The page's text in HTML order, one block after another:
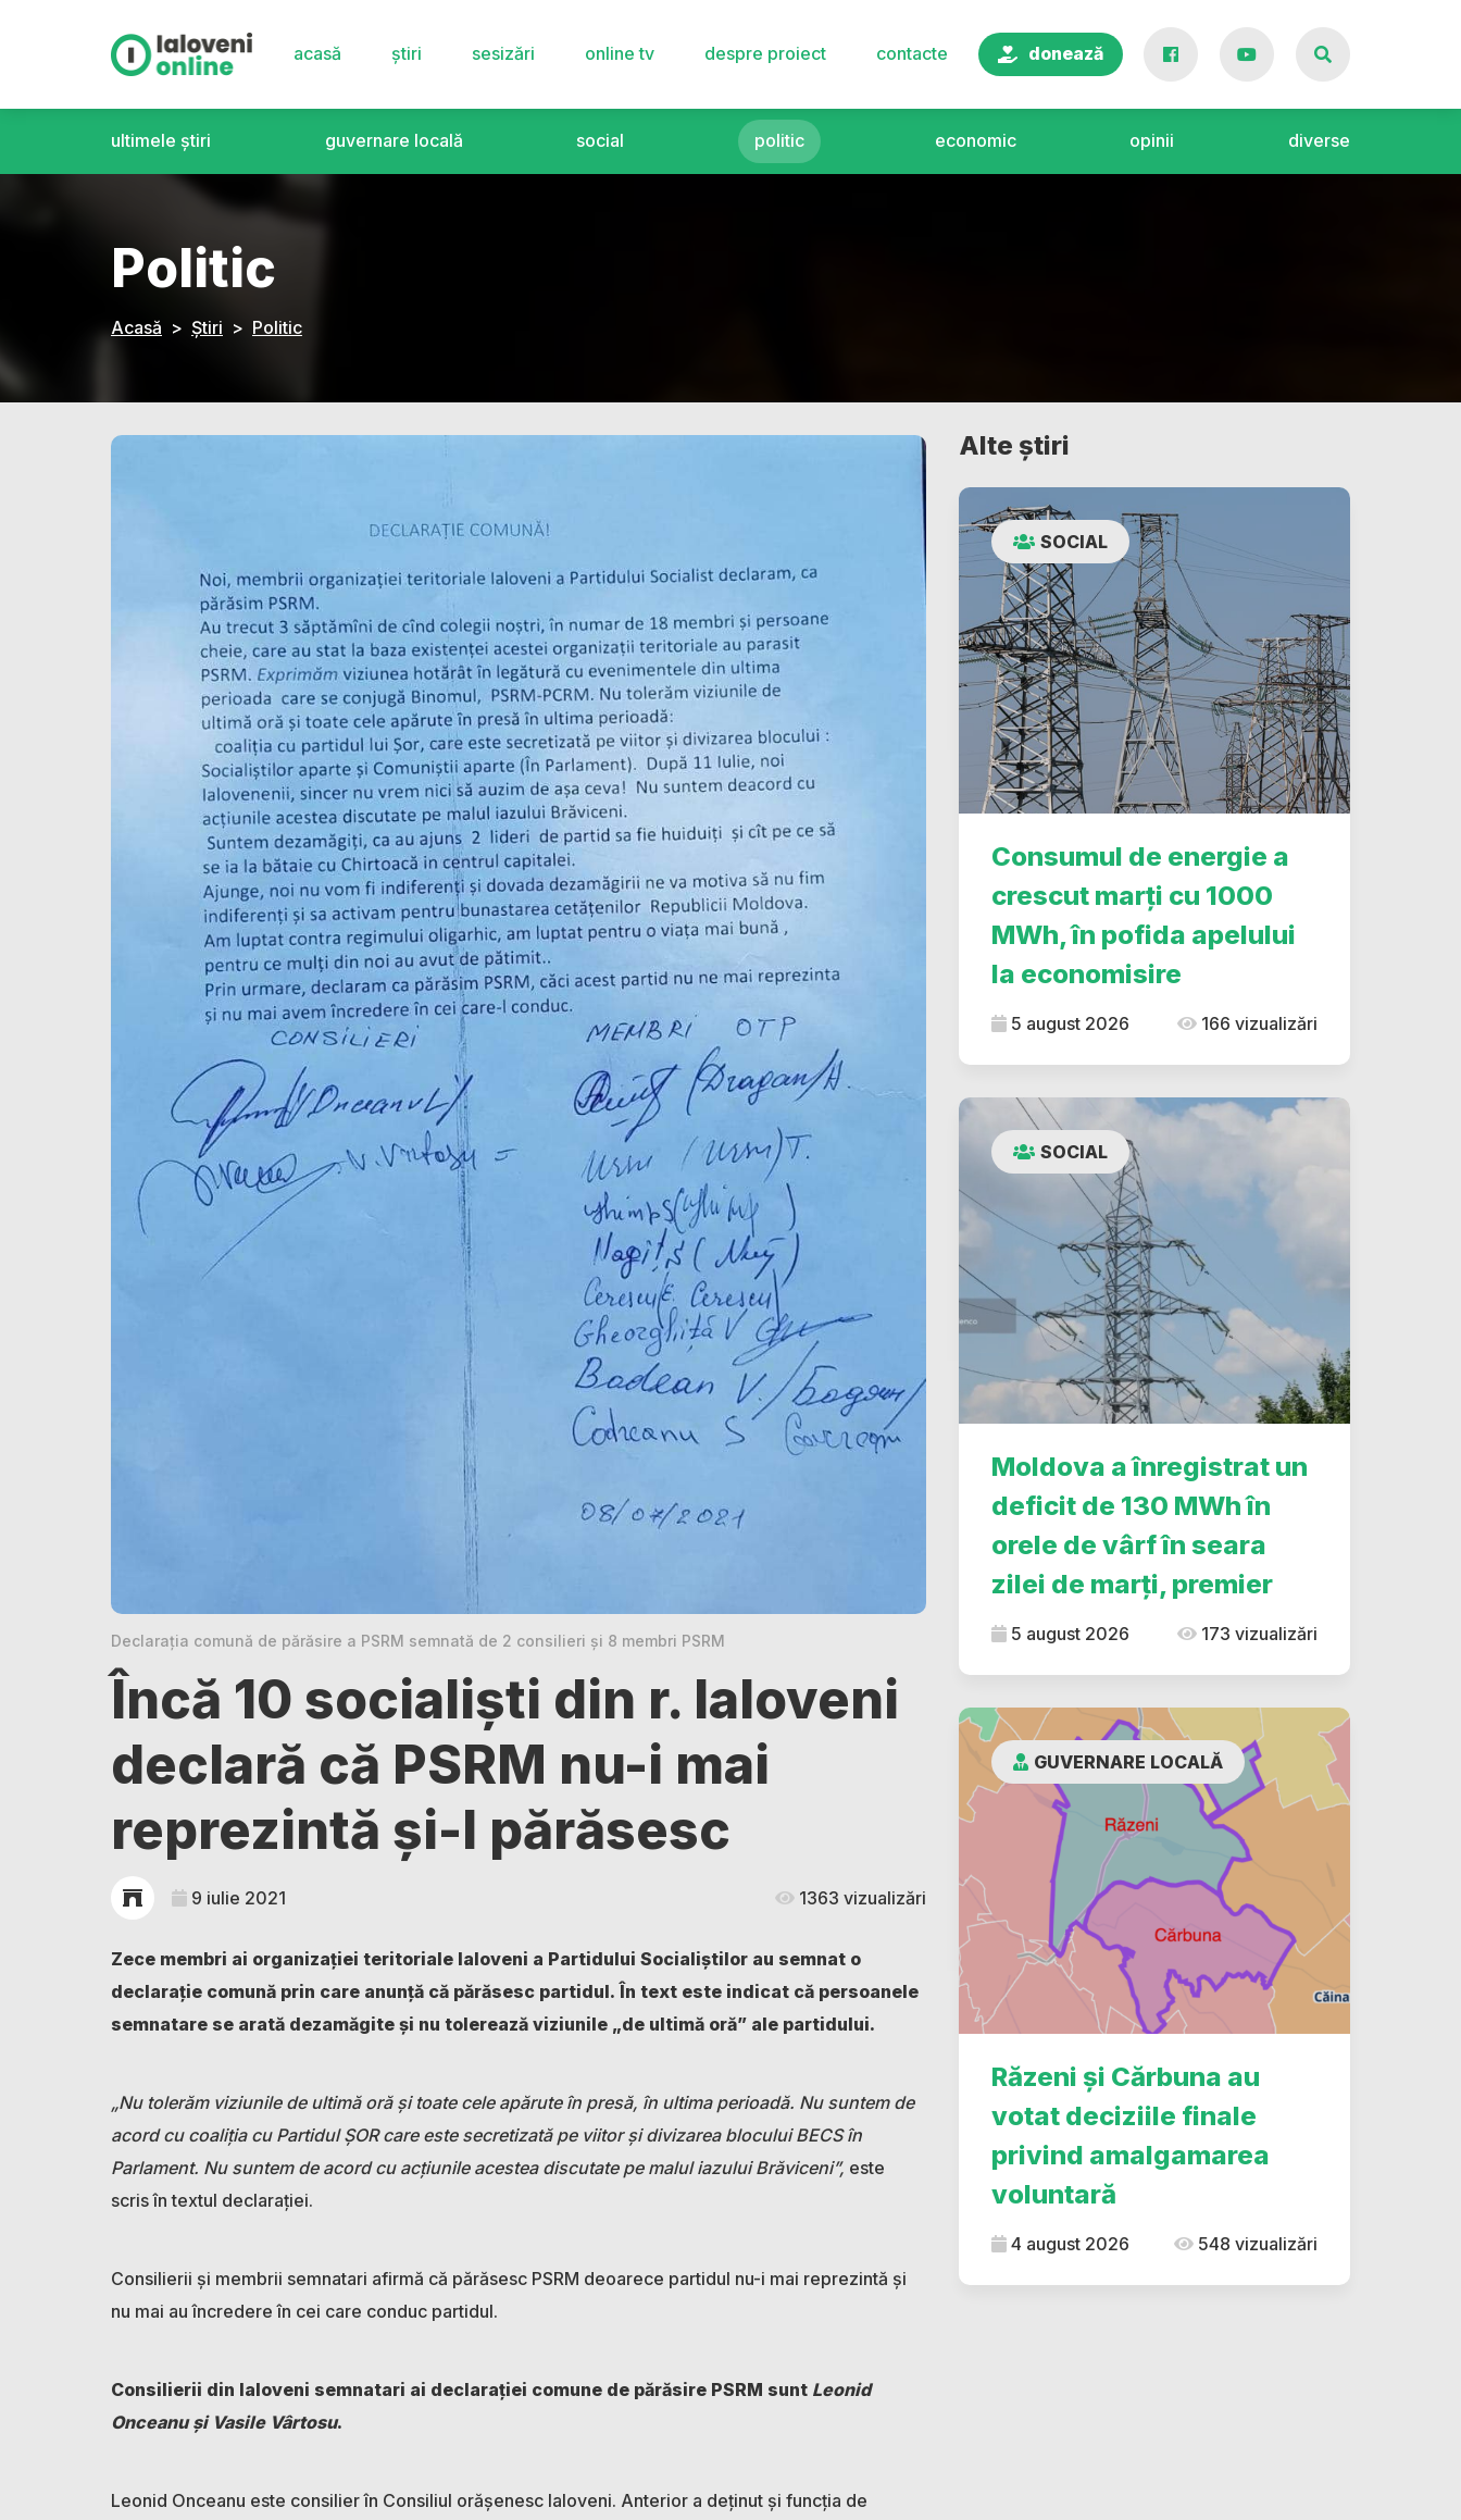
acasă știri sesizări online tv despre proiect contacte donează
ultimele știri guvernare locală social politic economic opinii diverse
Politic
Acasă Știri Politic
Declarația comună de părăsire a PSRM semnată de 2 consilieri și 8 membri PSRM
Încă 10 socialiști din r. Ialoveni
declară că PSRM nu-i mai
reprezintă și-l părăsesc
9 iulie 2021 1363 vizualizări
Zece membri ai organizației teritoriale Ialoveni a Partidului Socialiștilor au semnat o
declarație comună prin care anunță că părăsesc partidul. În text este indicat că persoanele
semnatare se arată dezamăgite și nu tolerează viziunile „de ultimă oră” ale partidului.
„Nu tolerăm viziunile de ultimă oră și toate cele apărute în presă, în ultima perioadă. Nu suntem de
acord cu coaliția cu Partidul ȘOR care este secretizată pe viitor și divizarea blocului BECS în
Parlament. Nu suntem de acord cu acțiunile acestea discutate pe malul iazului Brăviceni”, este
scris în textul declarației.
Consilierii și membrii semnatari afirmă că părăsesc PSRM deoarece partidul nu-i mai reprezintă și
nu mai au încredere în cei care conduc partidul.
Consilierii din Ialoveni semnatari ai declarației comune de părăsire PSRM sunt Leonid
Onceanu și Vasile Vârtosu.
Leonid Onceanu este consilier în Consiliul orășenesc Ialoveni. Anterior a deținut și funcția de
Alte știri
SOCIAL
Consumul de energie a
crescut marți cu 1000
MWh, în pofida apelului
la economisire
5 august 2026 166 vizualizări
SOCIAL
Moldova a înregistrat un
deficit de 130 MWh în
orele de vârf în seara
zilei de marți, premier
5 august 2026 173 vizualizări
GUVERNARE LOCALĂ
Răzeni și Cărbuna au
votat deciziile finale
privind amalgamarea
voluntară
4 august 2026 548 vizualizări